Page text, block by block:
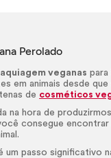
Perolado
veganas para
em animais desde
de cosméticos
na hora de produzirmos
consegue
um passo significativo